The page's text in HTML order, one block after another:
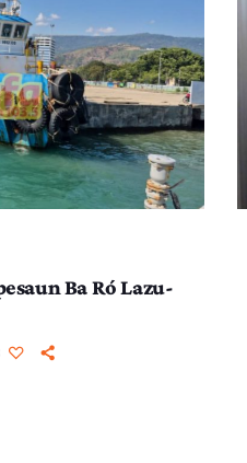
Ba Ró Lazu-